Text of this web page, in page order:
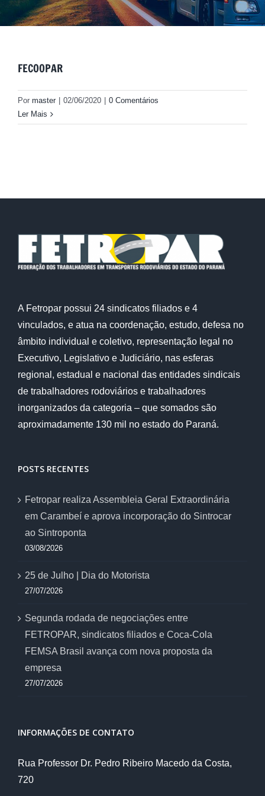
FECOOPAR
Por master 02/06/2020
0 Comentários
Ler Mais
A Fetropar possui 24 sindicatos filiados e 4
vinculados, e atua na coordenação, estudo, defesa no
âmbito individual e coletivo, representação legal no
Executivo, Legislativo e Judiciário, nas esferas
regional, estadual e nacional das entidades sindicais
de trabalhadores rodoviários e trabalhadores
inorganizados da categoria – que somados são
aproximadamente 130 mil no estado do Paraná.
POSTS RECENTES
Fetropar realiza Assembleia Geral Extraordinária
em Carambeí e aprova incorporação do Sintrocar
ao Sintroponta
03/08/2026
25 de Julho | Dia do Motorista
27/07/2026
Segunda rodada de negociações entre
FETROPAR, sindicatos filiados e Coca-Cola
FEMSA Brasil avança com nova proposta da
empresa
27/07/2026
INFORMAÇÕES DE CONTATO
Rua Professor Dr. Pedro Ribeiro Macedo da Costa,
720